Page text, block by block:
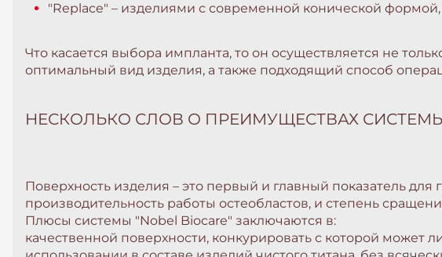
"Replace" – изделиями с современной конической
Что касается выбора импланта, то он осуществляется не
оптимальный вид изделия, а также подходящий способ
НЕСКОЛЬКО СЛОВ О ПРЕИМУЩЕСТВАХ
Поверхность изделия – это первый и главный показатель
производительность работы остеобластов, и степень
Плюсы системы "Nobel Biocare" заключаются в:
качественной поверхности, конкурировать с которой может